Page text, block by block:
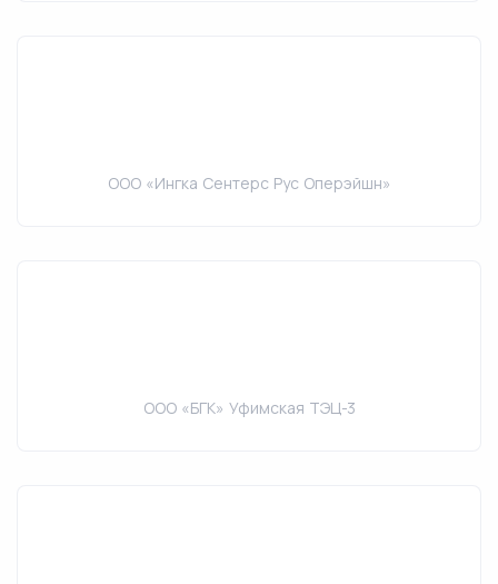
OOO «Ингка Сентерс Рус Оперэйшн»
ООО «БГК» Уфимская ТЭЦ-3